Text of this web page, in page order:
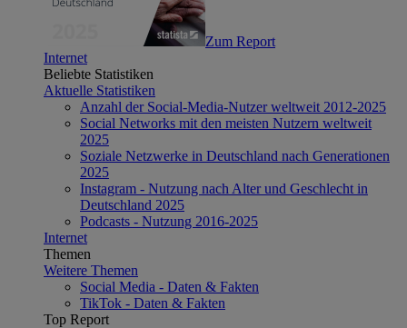
Zum Report
Internet
Beliebte Statistiken
Aktuelle Statistiken
Anzahl der Social-Media-Nutzer weltweit 2012-2025
Social Networks mit den meisten Nutzern weltweit
2025
Soziale Netzwerke in Deutschland nach Generationen
2025
Instagram - Nutzung nach Alter und Geschlecht in
Deutschland 2025
Podcasts - Nutzung 2016-2025
Internet
Themen
Weitere Themen
Social Media - Daten & Fakten
TikTok - Daten & Fakten
Top Report